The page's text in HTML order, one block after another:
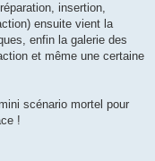
insertion,
ensuite vient la
enfin la galerie des
et même une certaine
scénario mortel pour
!